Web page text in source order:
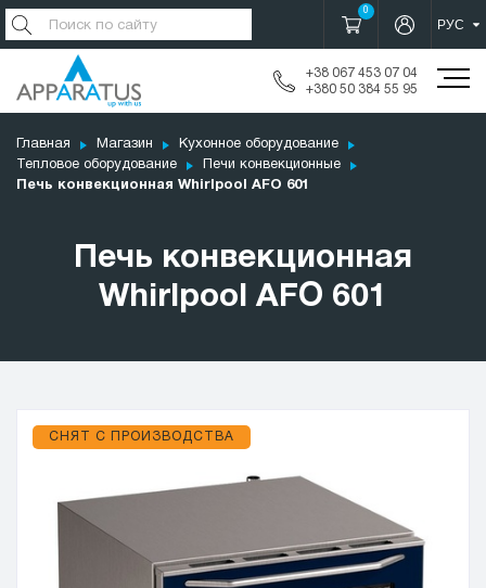
0
+38 067 453 07 04
+380 50 384 55 95
Главная Магазин
Кухонное оборудование
Тепловое оборудование
Печи конвекционные
Печь конвекционная Whirlpool AFO 601
Печь конвекционная
Whirlpool AFO 601
СНЯТ С ПРОИЗВОДСТВА